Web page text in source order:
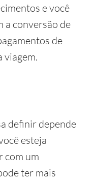
e você
a conversão de
de
viagem.
definir depende
esteja
com um
ter mais